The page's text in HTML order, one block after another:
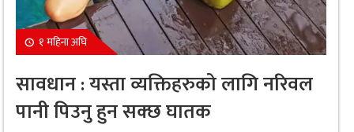
१ महिना अघि
सावधान : यस्ता व्यक्तिहरुको लागि नरिवल
पानी पिउनु हुन सक्छ घातक